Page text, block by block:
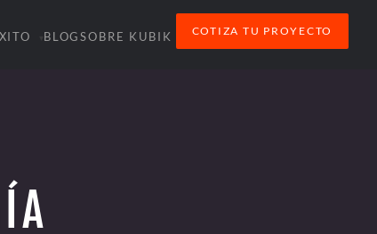
BLOGSOBRE KUBIK COTIZA TU PROYECTO